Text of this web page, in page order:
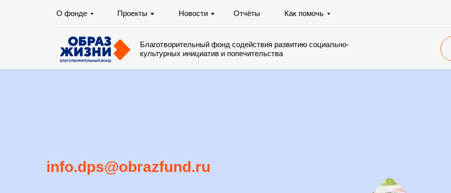
Отчёты Как помочь
Новости
Проекты
культурных инициатив и попечительства
О фонде
Стать
info.dps@obrazfund.ru